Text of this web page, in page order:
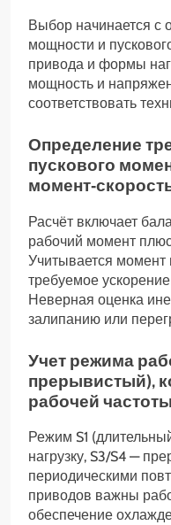
Выбор начинается с
мощности и
привода и формы
мощность и
соответствовать
Определение
пускового
Расчёт включает
рабочий момент
Учитывается момент
требуемое ускорение
Неверная оценка
залипанию или
Учет режима
прерывистый),
рабочей частоты
Режим S1
нагрузку, S3/S4 —
периодическими
приводов важны
обеспечение